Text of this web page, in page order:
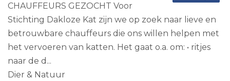
CHAUFFEURS GEZOCHT Voor
Stichting Dakloze Kat zijn we op zoek naar lieve en
betrouwbare chauffeurs die ons willen helpen met
het vervoeren van katten. Het gaat o.a. om: • ritjes
naar de d...
Dier & Natuur